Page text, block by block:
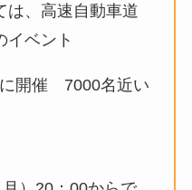
は、高速自動車道
イベント
開催 7000名近い